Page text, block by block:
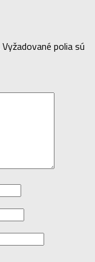
Vyžadované polia sú